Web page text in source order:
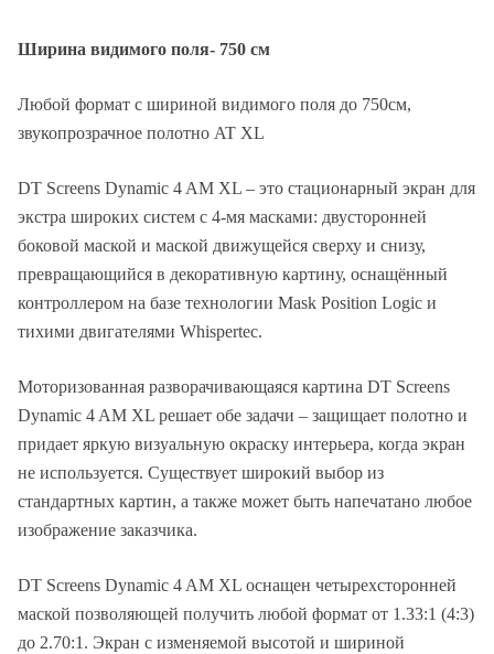
Ширина видимого поля- 750 см
Любой формат с шириной видимого поля до 750см,
звукопрозрачное полотно AT XL
Описание
DT Screens Dynamic 4 AM XL – это стационарный экран для
экстра широких систем с 4-мя масками: двусторонней
боковой маской и маской движущейся сверху и снизу,
превращающийся в декоративную картину, оснащённый
контроллером на базе технологии Mask Position Logic и
тихими двигателями Whispertec.
Моторизованная разворачивающаяся картина DT Screens
Dynamic 4 AM XL решает обе задачи – защищает полотно и
придает яркую визуальную окраску интерьера, когда экран
не используется. Существует широкий выбор из
стандартных картин, а также может быть напечатано любое
изображение заказчика.
DT Screens Dynamic 4 AM XL оснащен четырехсторонней
маской позволяющей получить любой формат от 1.33:1 (4:3)
до 2.70:1. Экран с изменяемой высотой и шириной